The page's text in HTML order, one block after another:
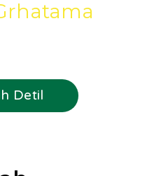
Detil